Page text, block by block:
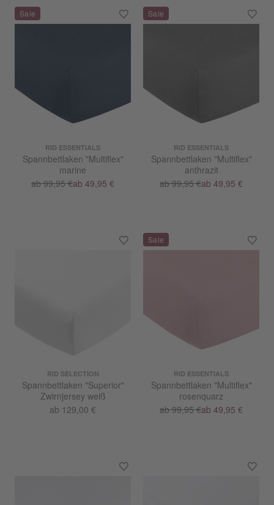
RID ESSENTIALS
Spannbettlaken "Multiflex"
marine
ab 99,95 €ab 49,95 €
RID ESSENTIALS
Spannbettlaken "Multiflex"
anthrazit
ab 99,95 €ab 49,95 €
RID SELECTION
Spannbettlaken "Superior"
Zwirnjersey weiß
ab 129,00 €
RID ESSENTIALS
Spannbettlaken "Multiflex"
rosenquarz
ab 99,95 €ab 49,95 €